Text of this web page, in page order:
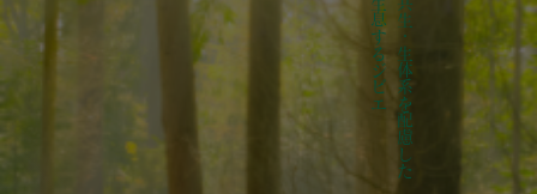
人との共生・生体系を配慮した